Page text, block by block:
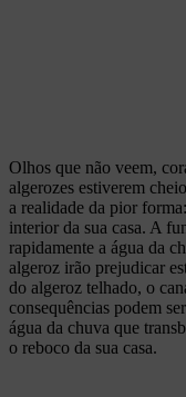
Olhos que não veem,
algerozes estiverem
a realidade da pior
interior da sua casa. A
rapidamente a água da
algeroz irão prejudicar
do algeroz telhado, o
consequências podem
água da chuva que
o reboco da sua casa.